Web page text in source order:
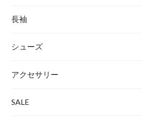
長袖
シューズ
アクセサリー
SALE